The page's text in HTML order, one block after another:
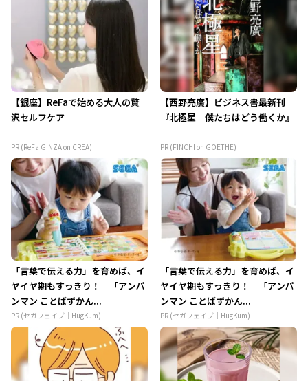
【銀座】ReFaで始める大人の贅
沢セルフケア
PR (ReFa GINZA on CREA)
【西野亮廣】ビジネス書最新刊
『北極星 僕たちはどう働くか』
PR (FINCHI on GOETHE)
「言葉で伝える力」を育めば、イ
ヤイヤ期もすっきり！ 「アンパ
ンマン ことばずかん...
PR (セガフェイブ｜HugKum)
「言葉で伝える力」を育めば、イ
ヤイヤ期もすっきり！ 「アンパ
ンマン ことばずかん...
PR (セガフェイブ｜HugKum)